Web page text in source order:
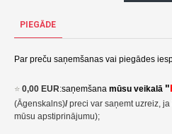
Nopirkt Vasaras bikses KOLORINO LD117 110,116 cm-5907618911115-par zemu
PIEGĀDE
Par preču saņemšanas vai piegādes
⭐ 0,00 EUR:saņemšana mūsu veikalā "
(Āgenskalns)/preci var saņemt uzreiz,
mūsu apstiprinājumu);